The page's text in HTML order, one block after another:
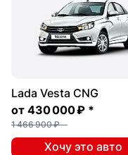
Lada Vesta CNG
от 430 000 ₽ *
1 466 900 ₽
Хочу это авто